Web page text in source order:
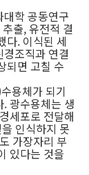
학 공동연구
출, 유전적 결
다. 이식된 세
조직과 연결
되면 고칠 수
용체가 되기
광수용체는 생
세포로 전달해
인식하지 못
가장자리 부
있다는 것을